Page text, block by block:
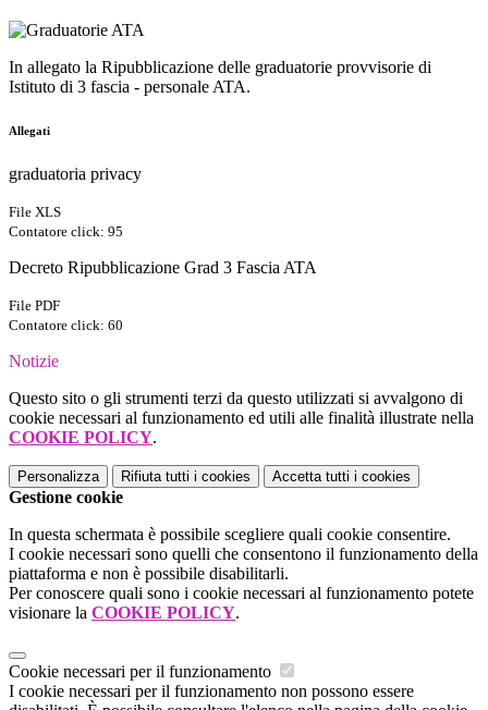
In allegato la Ripubblicazione delle graduatorie provvisorie di
Istituto di 3 fascia - personale ATA.
Allegati
graduatoria privacy
File XLS
Contatore click: 95
Decreto Ripubblicazione Grad 3 Fascia ATA
File PDF
Contatore click: 60
Notizie
Questo sito o gli strumenti terzi da questo utilizzati si avvalgono di
cookie necessari al funzionamento ed utili alle finalità illustrate nella
COOKIE POLICY.
Personalizza Rifiuta tutti i cookies Accetta tutti i cookies
Gestione cookie
In questa schermata è possibile scegliere quali cookie consentire.
I cookie necessari sono quelli che consentono il funzionamento della
piattaforma e non è possibile disabilitarli.
Per conoscere quali sono i cookie necessari al funzionamento potete
visionare la COOKIE POLICY.
Cookie necessari per il funzionamento
I cookie necessari per il funzionamento non possono essere